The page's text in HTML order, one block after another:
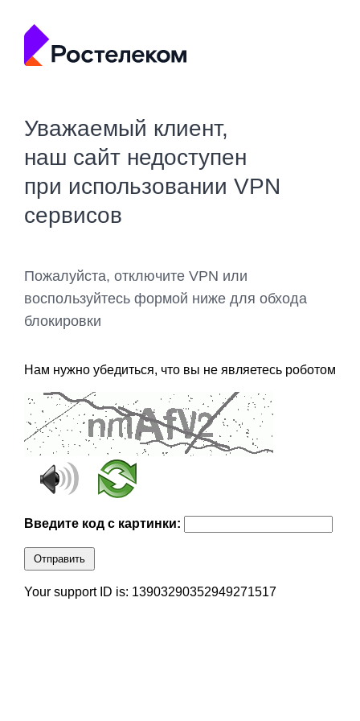
Уважаемый клиент,
наш сайт недоступен
при использовании VPN
сервисов
Пожалуйста, отключите VPN или
воспользуйтесь формой ниже для обхода
блокировки
Нам нужно убедиться, что вы не являетесь роботом
Введите код с картинки:
Отправить
Your support ID is: 13903290352949271517